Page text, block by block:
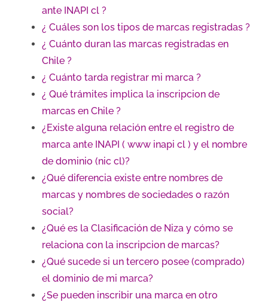
ante INAPI cl ?
¿ Cuáles son los tipos de marcas registradas ?
¿ Cuánto duran las marcas registradas en
Chile ?
¿ Cuánto tarda registrar mi marca ?
¿ Qué trámites implica la inscripcion de
marcas en Chile ?
¿Existe alguna relación entre el registro de
marca ante INAPI ( www inapi cl ) y el nombre
de dominio (nic cl)?
¿Qué diferencia existe entre nombres de
marcas y nombres de sociedades o razón
social?
¿Qué es la Clasificación de Niza y cómo se
relaciona con la inscripcion de marcas?
¿Qué sucede si un tercero posee (comprado)
el dominio de mi marca?
¿Se pueden inscribir una marca en otro